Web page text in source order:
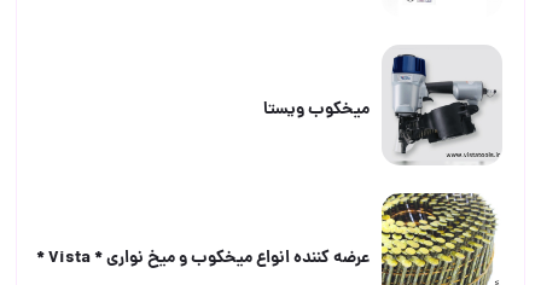
ميخكوب ويستا
عرضه كننده انواع ميخكوب و ميخ نوارى * Vista *